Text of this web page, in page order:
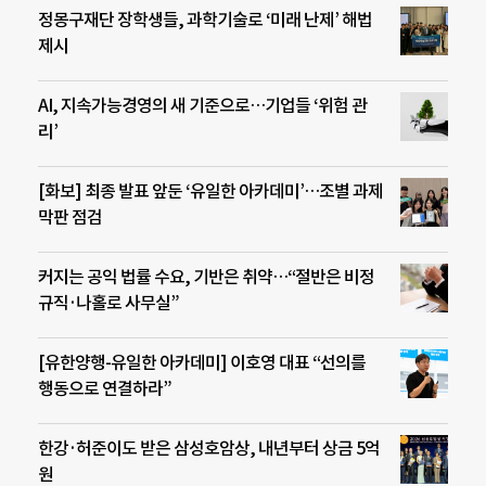
정몽구재단 장학생들, 과학기술로 ‘미래 난제’ 해법
제시
AI, 지속가능경영의 새 기준으로…기업들 ‘위험 관
리’
[화보] 최종 발표 앞둔 ‘유일한 아카데미’…조별 과제
막판 점검
커지는 공익 법률 수요, 기반은 취약…“절반은 비정
규직·나홀로 사무실”
[유한양행-유일한 아카데미] 이호영 대표 “선의를
행동으로 연결하라”
한강·허준이도 받은 삼성호암상, 내년부터 상금 5억
원